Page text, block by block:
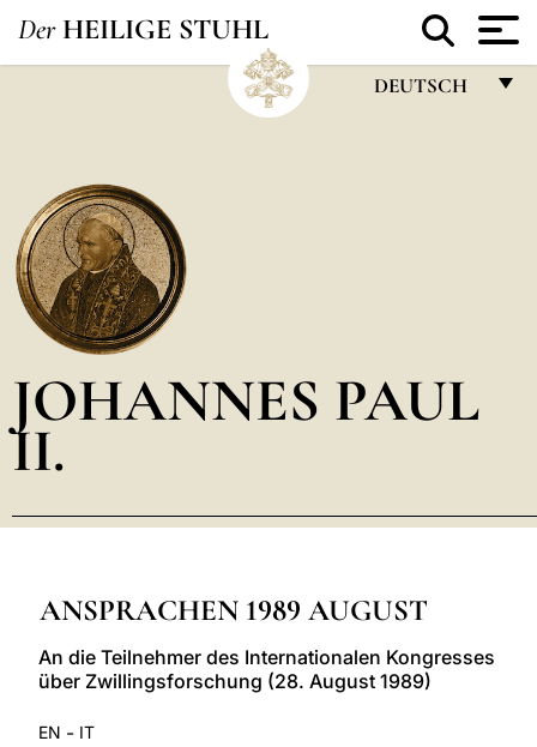
Der HEILIGE STUHL
DEUTSCH
POLSKI
JOHANNES PAUL
II.
ANSPRACHEN 1989 AUGUST
An die Teilnehmer des Internationalen Kongresses
über Zwillingsforschung (28. August 1989)
EN - IT